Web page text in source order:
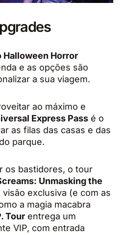
Halloween Horror
e as opções são
a sua viagem.
ao máximo e
Express Pass é o
as filas das casas e das
parque.
os bastidores, o tour
Unmasking the
exclusiva (e com as
a magia macabra
Tour entrega um
VIP, com entrada